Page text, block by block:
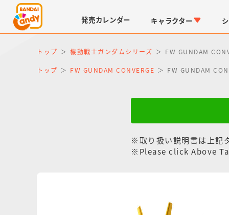
発売カレンダー キャラクター
仮面ライダーシリーズ
キャラパキ
トップ 機動戦士ガンダムシリーズ FW GUNDAM
トップ FW GUNDAM CONVERGE FW GUNDAM
※取り扱い説明書は上記
※Please click Above